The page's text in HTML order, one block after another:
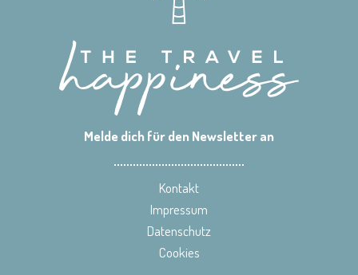
Melde dich für den Newsletter an
Kontakt
Impressum
Datenschutz
Cookies